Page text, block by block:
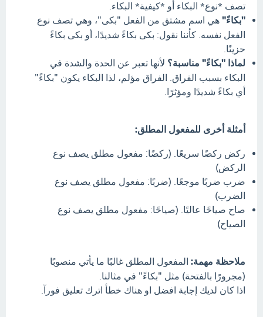
تصف *نوع* البكاء أو *كيفية* البكاء.
"بكاءً" هي اسم مشتق من الفعل "بكى"، وهي تصف نوع
الفعل نفسه. كأننا نقول: بكى بكاءً شديدًا، أو بكى بكاءً
حزينًا.
لماذا "بكاءً" مناسبة؟ لأنها تعبر عن الحدة والشدة في
البكاء بسبب الفراق. الفراق مؤلم، لذا البكاء يكون "بكاءً"
أي بكاءً شديدًا ومؤثرًا.
أمثلة أخرى للمفعول المطلق:
ركض ركضًا سريعًا. (ركضًا: مفعول مطلق يصف نوع
الركض)
ضرب ضربًا موجعًا. (ضربًا: مفعول مطلق يصف نوع
الضرب)
صاح صياحًا عاليًا. (صياحًا: مفعول مطلق يصف نوع
الصياح)
ملاحظة مهمة: المفعول المطلق غالبًا ما يأتي منصوبًا
(مجرورًا بالفتحة) مثل "بكاءً" في مثالنا.
اذا كان لديك إجابة افضل او هناك خطأ اترك تعليق فورآ.